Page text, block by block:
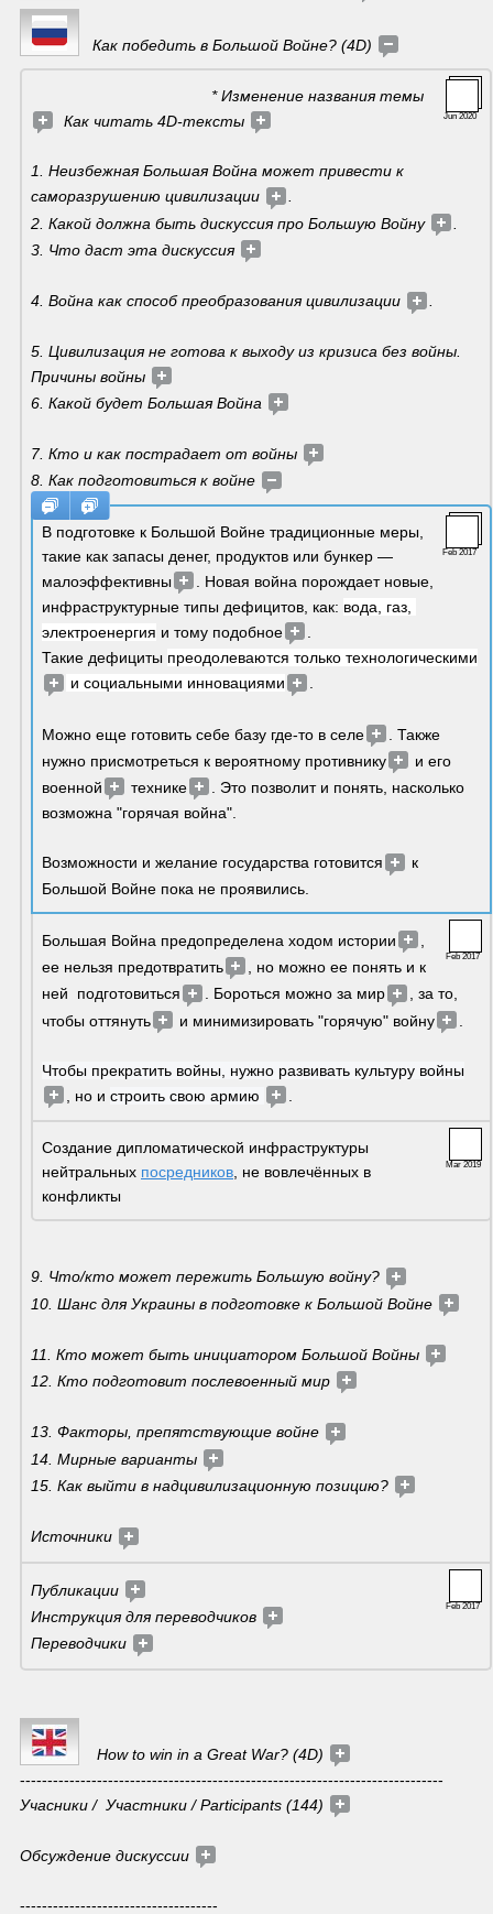
   Как победить в Большой Войне? (4D)
Jun 2020
                                         * Изменение названия темы
  Как читать 4D-тексты
1. Неизбежная Большая Война может привести к
саморазрушению цивилизации
.
2. Какой должна быть дискуссия про Большую Войну
3. Что даст эта дискуссия
4. Война как способ преобразования цивилизации .
5. Цивилизация не готова к выходу из кризиса без войны.
Причины войны
6. Какой будет Большая Война
7. Кто и как пострадает от войны
8. Как подготовиться к войне
Feb 2017
В подготовке к Большой Войне традиционные меры,
такие как запасы денег, продуктов или бункер —
малоэффективны
. Новая война порождает новые,
инфраструктурные типы дефицитов, как: вода, газ,
электроенергия и тому подобное
Такие дефициты преодолеваются только технологическими
и социальными инновациями
.
Можно еще готовить себе базу где-то в селе
. Также
нужно присмотреться к вероятному противнику
и его
военной
технике
. Это позволит и понять, насколько
возможна "горячая война".
Возможности и желание государства готовится
к
Большой Войне пока не проявились.
Feb 2017
Большая Война предопределена ходом истории
ее нельзя предотвратить
, но можно ее понять и к
ней  подготовиться
. Бороться можно за мир
, за то,
чтобы оттянуть
и минимизировать "горячую" войну
Чтобы прекратить войны, нужно развивать культуру войны
, но и строить свою армию
Mar 2019
Создание дипломатической инфраструктуры
нейтральных посредников, не вовлечённых в
конфликты
9. Что/кто может пережить Большую войну?
10. Шанс для Украины в подготовке к Большой Войне
11. Кто может быть инициатором Большой Войны
12. Кто подготовит послевоенный мир
13. Факторы, препятствующие войне
14. Мирные варианты
15. Как выйти в надцивилизационную позицию?
Источники
Feb 2017
Публикации
Инструкция для переводчиков
Переводчики
How to win in a Great War? (4D)
-----------------------------------------------------------------------------
Учасники /  Участники / Participants (144)
Обсуждение дискуссии
------------------------------------